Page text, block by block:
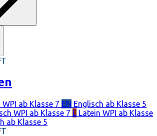
WPI ab Klasse 7 EN Englisch ab Klasse 5
WPI ab Klasse 7 L Latein WPI ab Klasse
ab Klasse 5